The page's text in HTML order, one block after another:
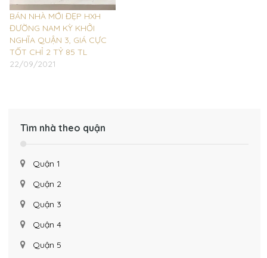
BÁN NHÀ MỚI ĐẸP HXH
ĐƯỜNG NAM KỲ KHỞI
NGHĨA QUẬN 3, GIÁ CỰC
TỐT CHỈ 2 TỶ 85 TL
22/09/2021
Tìm nhà theo quận
Quận 1
Quận 2
Quận 3
Quận 4
Quận 5